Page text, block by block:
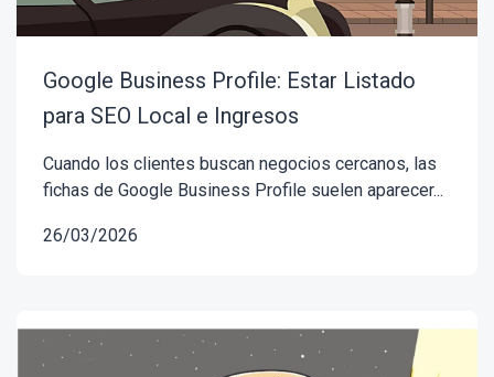
Google Business Profile: Estar Listado
para SEO Local e Ingresos
Cuando los clientes buscan negocios cercanos, las
fichas de Google Business Profile suelen aparecer...
26/03/2026